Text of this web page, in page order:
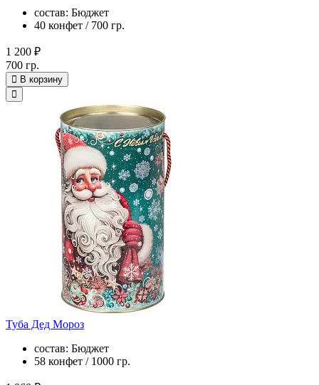
состав: Бюджет
40 конфет / 700 гр.
1 200 ₽
700 гр.
В корзину
Туба Дед Мороз
состав: Бюджет
58 конфет / 1000 гр.